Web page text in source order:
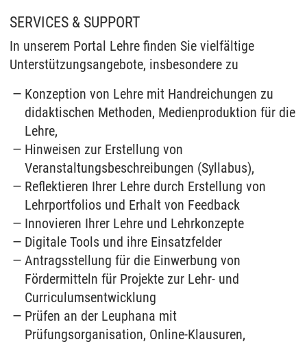
SERVICES & SUPPORT
In unserem Portal Lehre finden Sie vielfältige
Unterstützungsangebote, insbesondere zu
Konzeption von Lehre mit Handreichungen zu
didaktischen Methoden, Medienproduktion für die
Lehre,
Hinweisen zur Erstellung von
Veranstaltungsbeschreibungen (Syllabus),
Reflektieren Ihrer Lehre durch Erstellung von
Lehrportfolios und Erhalt von Feedback
Innovieren Ihrer Lehre und Lehrkonzepte
Digitale Tools und ihre Einsatzfelder
Antragsstellung für die Einwerbung von
Fördermitteln für Projekte zur Lehr- und
Curriculumsentwicklung
Prüfen an der Leuphana mit
Prüfungsorganisation, Online-Klausuren,